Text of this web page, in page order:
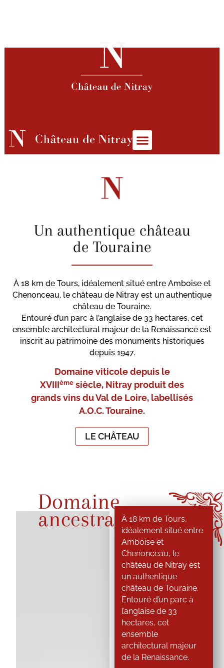
Un authentique château
de Touraine
À 18 km de Tours, idéalement situé entre Amboise et
Chenonceau, le château de Nitray est un authentique
château de Touraine.
Entouré d’un parc à l’anglaise de 33 hectares, cet
ensemble architectural majeur de la Renaissance est
inscrit au patrimoine des monuments historiques
depuis 1947.
Domaine viticole depuis le
XVIIIème siècle, Nitray produit des
grands vins du Val de Loire, labellisés
A.O.C. Touraine.
LE CHÂTEAU
Domaine
ancestral
À 18 km de Tours,
idéalement situé entre
Amboise et
Chenonceau, le
château de Nitray est
un authentique
château de Touraine.
Entouré d’un parc à
l’anglaise de 33
hectares, cet
ensemble
architectural majeur
de la Renaissance.